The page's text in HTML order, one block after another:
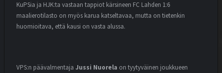
KuPSia ja HJK:ta vastaan tappiot kärsineen FC Lahden 1:6
maalierotilasto on myös karua katseltavaa, mutta on tietenkin
huomioitava, että kausi on vasta alussa.
VPS:n päävalmentaja Jussi Nuorela on tyytyväinen joukkueen